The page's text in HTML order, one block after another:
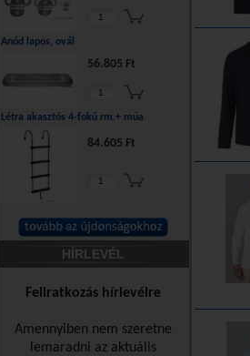
Anód lapos, ovál
56.805 Ft
Létra akasztós 4-fokú rm.+ műa
84.605 Ft
HÍRLEVÉL
Feliratkozás hírlevélre
Amennyiben nem szeretne
lemaradni az aktuális